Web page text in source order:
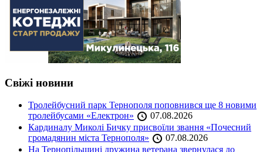
Свіжі новини
Тролейбусний парк Тернополя поповнився ще 8 новими
тролейбусами «Електрон»
07.08.2026
Кардиналу Миколі Бичку присвоїли звання «Почесний
громадянин міста Тернополя»
07.08.2026
На Тернопільщині дружина ветерана звернулася до